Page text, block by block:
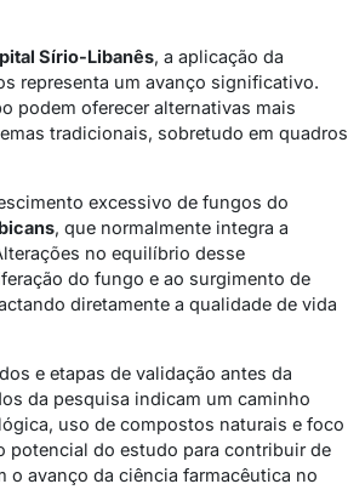
Sírio-Libanês, a aplicação da
representa um avanço significativo.
podem oferecer alternativas mais
tradicionais, sobretudo em quadros
excessivo de fungos do
, que normalmente integra a
no equilíbrio desse
do fungo e ao surgimento de
diretamente a qualidade de vida
e etapas de validação antes da
da pesquisa indicam um caminho
uso de compostos naturais e foco
potencial do estudo para contribuir de
o avanço da ciência farmacêutica no